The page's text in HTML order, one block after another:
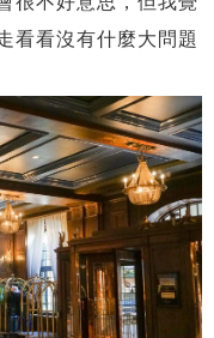
看看沒有什麼大問題